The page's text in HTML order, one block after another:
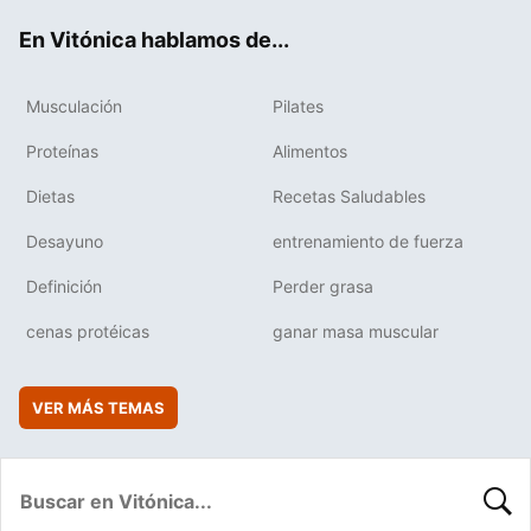
En Vitónica hablamos de...
Musculación Pilates
Proteínas Alimentos
Dietas Recetas Saludables
Desayuno entrenamiento de fuerza
Definición Perder grasa
cenas protéicas ganar masa muscular
VER MÁS TEMAS